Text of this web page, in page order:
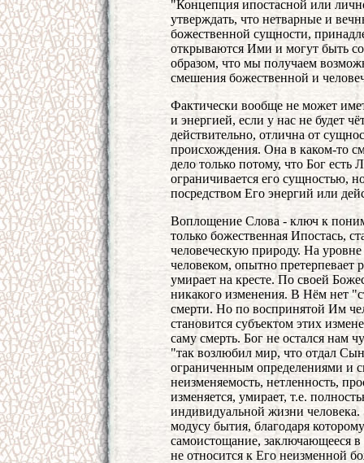
"Концепция ипостасной или
утверждать, что нетварные и
божественной сущности,
открываются Ими и могут быть
образом, что мы получаем
смешения божественной и
Фактически вообще не может
и энергией, если у нас не будет
действительно, отлична от
происхождения. Она в каком-то
дело только потому, что Бог
ограничивается его сущностью,
посредством Его энергий или
Воплощение Слова - ключ к
только божественная Ипостась,
человеческую природу. На
человеком, опытно претерпевает
умирает на кресте. По своей
никакого изменения. В Нём нет
смерти. Но по воспринятой Им
становится субъектом этих
саму смерть. Бог не остался нам
"так возлюбил мир, что отдал
ограниченным определениями и
неизменяемость, нетленность,
изменяется, умирает, т.е.
индивидуальной жизни
модусу бытия, благодаря
самоистощание, заключающееся
не относится к Его неизменной